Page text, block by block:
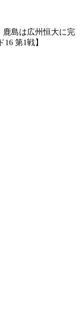
鹿島は広州恒大に完
第1戦】